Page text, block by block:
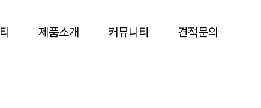
제품소개 커뮤니티 견적문의